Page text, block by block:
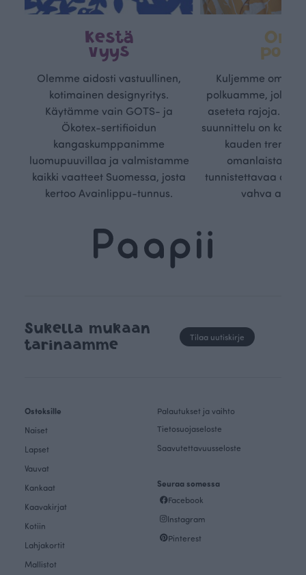
Kestä
vyys
Olemme aidosti vastuullinen,
kotimainen designyritys.
Käytämme vain GOTS- ja
Ökotex-sertifioidun
kangaskumppanimme
luomupuuvillaa ja valmistamme
kaikki vaatteet Suomessa, josta
kertoo Avainlippu-tunnus.
Oma
Kuljemme omaa,
polkuamme, jolla
aseteta rajoja.
suunnittelu on
kauden
omanlaista,
tunnistettavaa
vahva
Sukella mukaan
tarinaamme
Tilaa uutiskirje
Ostoksille
Naiset
Lapset
Vauvat
Kankaat
Kaavakirjat
Kotiin
Lahjakortit
Mallistot
Palautukset ja vaihto
Tietosuojaseloste
Saavutettavuusseloste
Seuraa somessa
Facebook
Instagram
Pinterest